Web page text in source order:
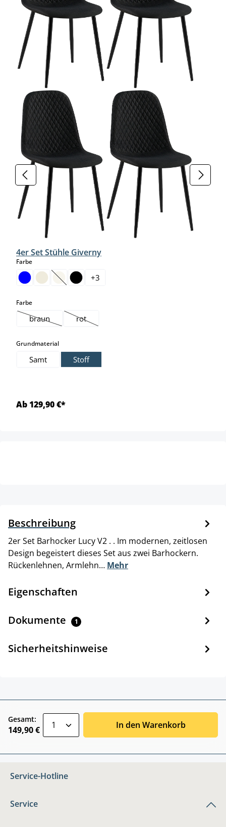
4er Set Stühle Giverny
Farbeauswählen
(Diese Option ist zurzeit nicht verfügbar.)
+3
Farbeauswählen
braun
(Diese Option ist zurzeit nicht verfügbar.)
rot
(Diese Option ist zurzeit nicht verfügbar.)
Grundmaterialauswählen
Samt Stoff
Ab 129,90 €*
Beschreibung
2er Set Barhocker Lucy V2 . . Im modernen, zeitlosen
Design begeistert dieses Set aus zwei Barhockern.
Rückenlehnen, Armlehn… Mehr
Eigenschaften
Dokumente 1
Sicherheitshinweise
Gesamt:
149,90 € In den Warenkorb
Service-Hotline
Service